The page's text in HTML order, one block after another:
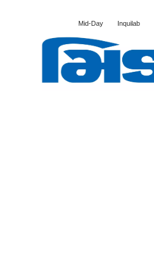
Mid-Day Inquilab